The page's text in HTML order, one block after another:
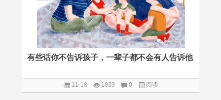
有些话你不告诉孩子，一辈子都不会有人告诉他
11-18 1839 0 阅读